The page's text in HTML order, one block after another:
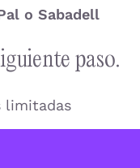
o Sabadell
paso.
limitadas